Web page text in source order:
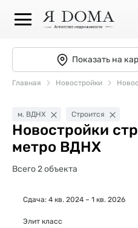
Показать на
Главная Новостройки
м. ВДНХ Строится
Новостройки
метро ВДНХ
Всего 2 объекта
Сдача: 4 кв. 2024 – 1 кв. 2026
Элит класс